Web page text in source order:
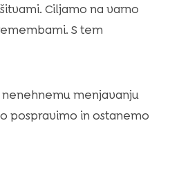
Ciljamo na varno
S tem
menjavanju
pospravimo in ostanemo